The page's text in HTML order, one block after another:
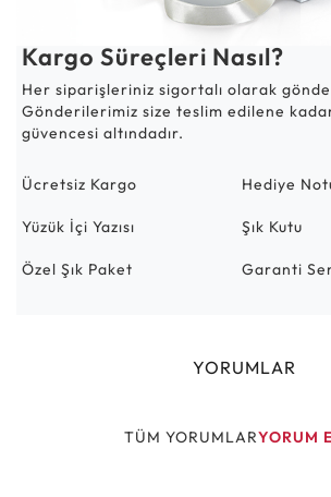
Kargo Süreçleri Nasıl?
Her siparişleriniz sigortalı olarak
Gönderilerimiz size teslim edilene
güvencesi altındadır.
Ücretsiz Kargo Hediye
Yüzük İçi Yazısı Şık Kutu
Özel Şık Paket Garanti
YORUMLAR
TÜM YORUMLARYORUM